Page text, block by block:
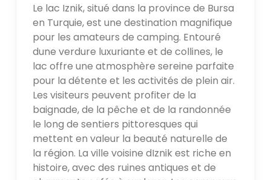
Le lac Iznik, situé dans la province de Bursa
en Turquie, est une destination magnifique
pour les amateurs de camping. Entouré
dune verdure luxuriante et de collines, le
lac offre une atmosphère sereine parfaite
pour la détente et les activités de plein air.
Les visiteurs peuvent profiter de la
baignade, de la pêche et de la randonnée
le long de sentiers pittoresques qui
mettent en valeur la beauté naturelle de
la région. La ville voisine dIznik est riche en
histoire, avec des ruines antiques et de